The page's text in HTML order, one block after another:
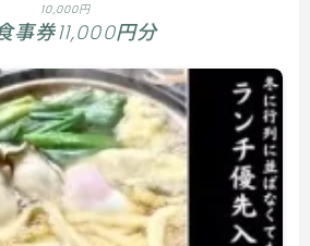
10,000円
事券11,000円分